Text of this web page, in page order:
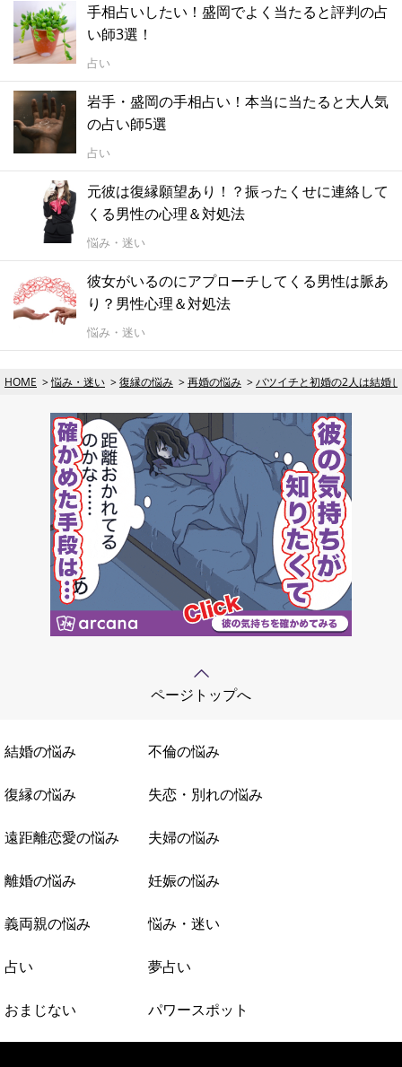
手相占いしたい！盛岡でよく当たると評判の占
い師3選！
占い
岩手・盛岡の手相占い！本当に当たると大人気
の占い師5選
占い
元彼は復縁願望あり！？振ったくせに連絡して
くる男性の心理＆対処法
悩み・迷い
彼女がいるのにアプローチしてくる男性は脈あ
り？男性心理＆対処法
悩み・迷い
HOME 悩み・迷い 復縁の悩み 再婚の悩み バツイチと初婚の2人は結婚
ページトップへ
結婚の悩み 不倫の悩み
復縁の悩み 失恋・別れの悩み
遠距離恋愛の悩み 夫婦の悩み
離婚の悩み 妊娠の悩み
義両親の悩み 悩み・迷い
占い 夢占い
おまじない パワースポット